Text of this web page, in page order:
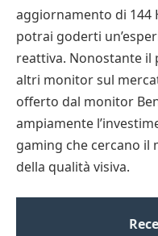
aggiornamento di 144
potrai goderti
reattiva. Nonostante il
altri monitor sul
offerto dal monitor
ampiamente
gaming che cercano il
della qualità visiva.